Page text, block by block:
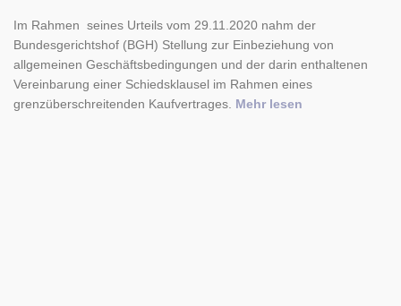
Im Rahmen seines Urteils vom 29.11.2020 nahm der
Bundesgerichtshof (BGH) Stellung zur Einbeziehung von
allgemeinen Geschäftsbedingungen und der darin enthaltenen
Vereinbarung einer Schiedsklausel im Rahmen eines
grenzüberschreitenden Kaufvertrages. Mehr lesen